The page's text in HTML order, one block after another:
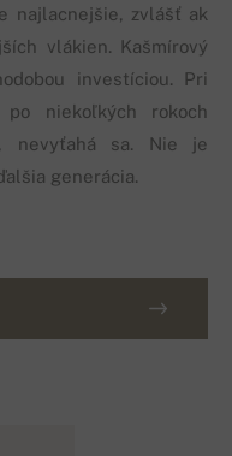
najlacnejšie, zvlášť ak
vlákien. Kašmírový
investíciou. Pri
niekoľkých rokoch
nevyťahá sa. Nie je
generácia.